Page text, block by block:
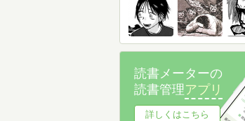
読書メーターの
読書管理アプリ
詳しくはこちら